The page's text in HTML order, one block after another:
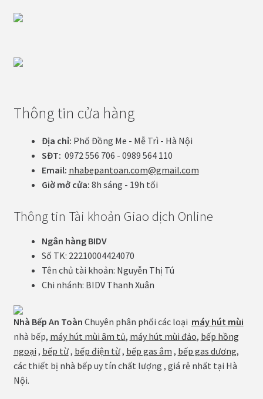
Thông tin cửa hàng
Địa chỉ: Phố Đồng Me - Mễ Trì - Hà Nội
SĐT: 0972 556 706 - 0989 564 110
Email: nhabepantoan.com@gmail.com
Giờ mở cửa: 8h sáng - 19h tối
Thông tin Tài khoản Giao dịch Online
Ngân hàng BIDV
Số TK: 22210004424070
Tên chủ tài khoản: Nguyễn Thị Tú
Chi nhánh: BIDV Thanh Xuân
Nhà Bếp An Toàn Chuyên phân phối các loại máy hút mùi
nhà bếp, máy hút mùi âm tủ, máy hút mùi đảo, bếp hồng
ngoại , bếp từ, bếp điện từ, bếp gas âm , bếp gas dương,
các thiết bị nhà bếp uy tín chất lượng , giá rẻ nhất tại Hà
Nội.